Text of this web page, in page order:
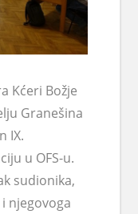
Kćeri Božje
Granešina
IX.
u OFS-u.
sudionika,
njegovoga